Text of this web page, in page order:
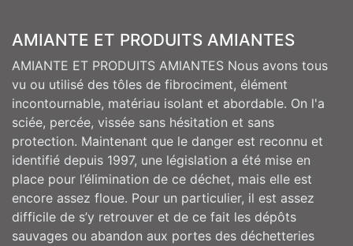
AMIANTE ET PRODUITS AMIANTES
AMIANTE ET PRODUITS AMIANTES Nous avons tous
vu ou utilisé des tôles de fibrociment, élément
incontournable, matériau isolant et abordable. On l'a
sciée, percée, vissée sans hésitation et sans
protection. Maintenant que le danger est reconnu et
identifié depuis 1997, une législation a été mise en
place pour l’élimination de ce déchet, mais elle est
encore assez floue. Pour un particulier, il est assez
difficile de s’y retrouver et de ce fait les dépôts
sauvages ou abandon aux portes des déchetteries